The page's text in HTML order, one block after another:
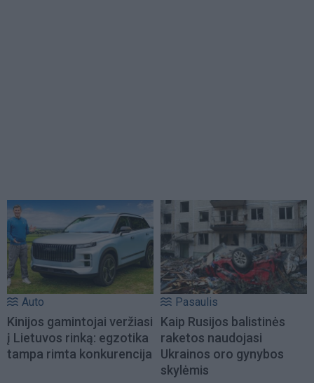
Auto
Kinijos gamintojai veržiasi
į Lietuvos rinką: egzotika
tampa rimta konkurencija
Pasaulis
Kaip Rusijos balistinės
raketos naudojasi
Ukrainos oro gynybos
skylėmis